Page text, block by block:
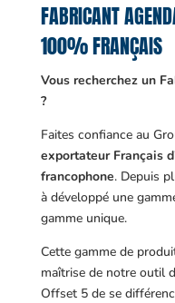
FABRICANT
100% FRANÇAIS
Vous recherchez un
?
Faites confiance au
exportateur Français
francophone. Depuis
à développé une
gamme unique.
Cette gamme de
maîtrise de notre outil
Offset 5 de se